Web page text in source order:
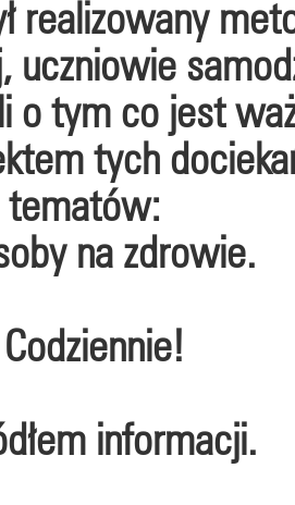
realizowany
uczniowie
o tym co jest
tych
na zdrowie.
informacji.